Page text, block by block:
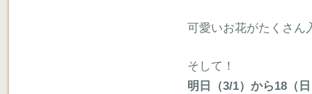
可愛いお花がたくさ
そして！
明日（3/1）から18（